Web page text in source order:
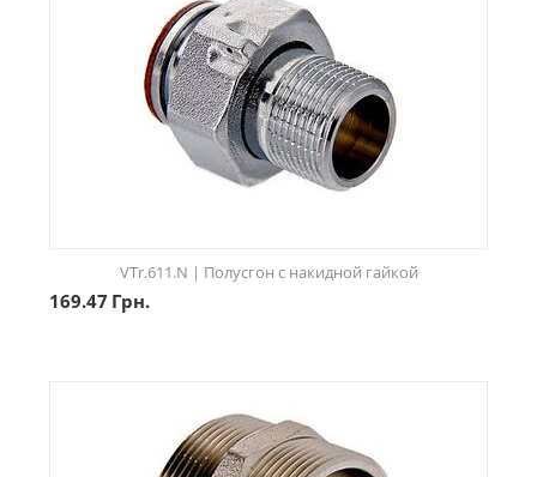
VTr.611.N | Полусгон с накидной гайкой
169.47 Грн.